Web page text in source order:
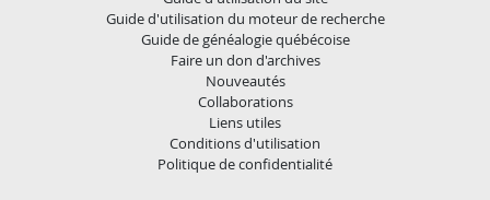
Guide d'utilisation du moteur de recherche
Guide de généalogie québécoise
Faire un don d'archives
Nouveautés
Collaborations
Liens utiles
Conditions d'utilisation
Politique de confidentialité